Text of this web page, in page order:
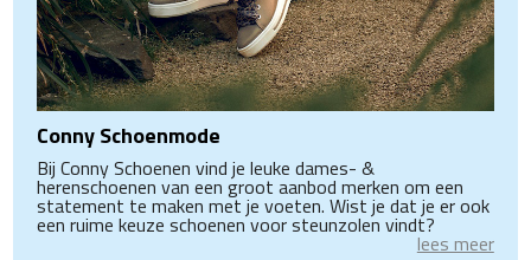
Conny Schoenmode
Bij Conny Schoenen vind je leuke dames- &
herenschoenen van een groot aanbod merken om een
statement te maken met je voeten. Wist je dat je er ook
een ruime keuze schoenen voor steunzolen vindt?
lees meer